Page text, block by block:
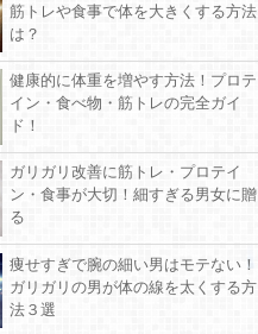
筋トレや食事で体を大きくする方法
は？
健康的に体重を増やす方法！プロテ
イン・食べ物・筋トレの完全ガイ
ド！
ガリガリ改善に筋トレ・プロテイ
ン・食事が大切！細すぎる男女に贈
る
痩せすぎで腕の細い男はモテない！
ガリガリの男が体の線を太くする方
法３選